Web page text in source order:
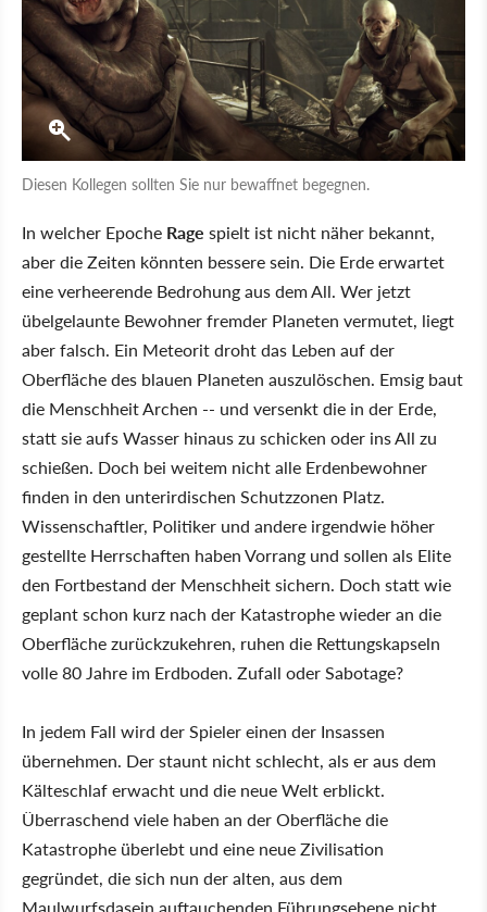
Diesen Kollegen sollten Sie nur bewaffnet begegnen.
In welcher Epoche Rage spielt ist nicht näher bekannt,
aber die Zeiten könnten bessere sein. Die Erde erwartet
eine verheerende Bedrohung aus dem All. Wer jetzt
übelgelaunte Bewohner fremder Planeten vermutet, liegt
aber falsch. Ein Meteorit droht das Leben auf der
Oberfläche des blauen Planeten auszulöschen. Emsig baut
die Menschheit Archen -- und versenkt die in der Erde,
statt sie aufs Wasser hinaus zu schicken oder ins All zu
schießen. Doch bei weitem nicht alle Erdenbewohner
finden in den unterirdischen Schutzzonen Platz.
Wissenschaftler, Politiker und andere irgendwie höher
gestellte Herrschaften haben Vorrang und sollen als Elite
den Fortbestand der Menschheit sichern. Doch statt wie
geplant schon kurz nach der Katastrophe wieder an die
Oberfläche zurückzukehren, ruhen die Rettungskapseln
volle 80 Jahre im Erdboden. Zufall oder Sabotage?
In jedem Fall wird der Spieler einen der Insassen
übernehmen. Der staunt nicht schlecht, als er aus dem
Kälteschlaf erwacht und die neue Welt erblickt.
Überraschend viele haben an der Oberfläche die
Katastrophe überlebt und eine neue Zivilisation
gegründet, die sich nun der alten, aus dem